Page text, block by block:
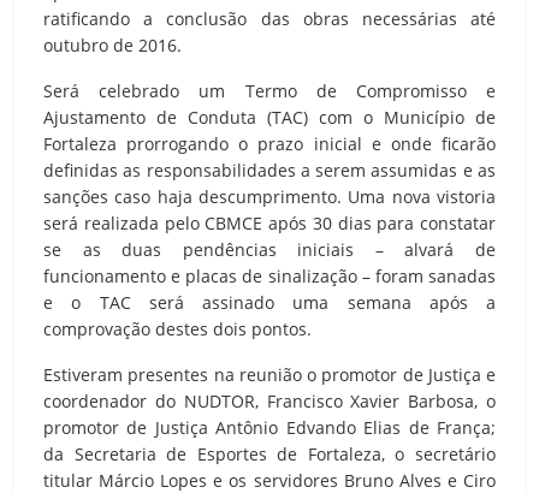
ratificando a conclusão das obras necessárias até
outubro de 2016.
Será celebrado um Termo de Compromisso e
Ajustamento de Conduta (TAC) com o Município de
Fortaleza prorrogando o prazo inicial e onde ficarão
definidas as responsabilidades a serem assumidas e as
sanções caso haja descumprimento. Uma nova vistoria
será realizada pelo CBMCE após 30 dias para constatar
se as duas pendências iniciais – alvará de
funcionamento e placas de sinalização – foram sanadas
e o TAC será assinado uma semana após a
comprovação destes dois pontos.
Estiveram presentes na reunião o promotor de Justiça e
coordenador do NUDTOR, Francisco Xavier Barbosa, o
promotor de Justiça Antônio Edvando Elias de França;
da Secretaria de Esportes de Fortaleza, o secretário
titular Márcio Lopes e os servidores Bruno Alves e Ciro